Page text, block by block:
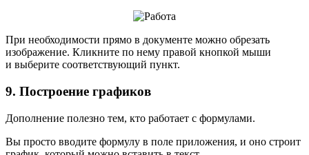
При необходимости прямо в документе можно обрезать
изображение. Кликните по нему правой кнопкой мыши
и выберите соответствующий пункт.
9. Построение графиков
Дополнение полезно тем, кто работает с формулами.
Вы просто вводите формулу в поле приложения, и оно строит